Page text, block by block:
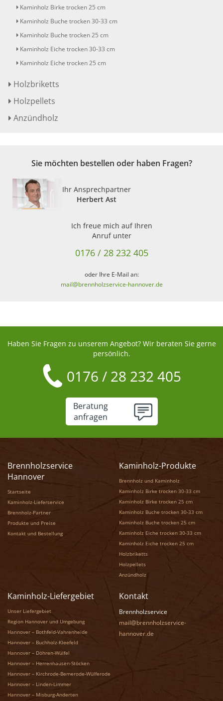
Kaminholz Birke trocken 25 cm
Kaminholz Buche trocken 30-33 cm
Kaminholz Buche trocken 25 cm
Kaminholz Eiche trocken 30-33 cm
Kaminholz Eiche trocken 25 cm
Holzbriketts
Holzpellets
Anzündholz
Sie möchten bestellen oder haben Fragen?
Ihr Ansprechpartner
Herbert Ast
Ich freue mich auf Ihren
Anruf unter
0176 / 28 232 405
oder Ihre E-Mail an:
mail@brennholzservice-hannover.de
Haben Sie Fragen zu unserem Angebot? Wir beraten Sie gerne
persönlich.
0176 / 28 232 405
Beratung
anfragen
Brennholzservice
Hannover
Startseite
Kaminholz-Lieferservice
Brennholz-Partner
Produkte und Preise
Kontakt und Bestellung
Kaminholz-Produkte
Brennholz und Kaminholz
Kaminholz Birke trocken 30-33 cm
Kaminholz Birke trocken 25 cm
Kaminholz Buche trocken 30-33 cm
Kaminholz Buche trocken 25 cm
Kaminholz Eiche trocken 30-33 cm
Kaminholz Eiche trocken 25 cm
Holzbriketts
Holzpellets
Anzündholz
Kaminholz-Liefergebiet
Unser Liefergebiet
Region Hannover und Umgebung
Hannover – Bothfeld-Vahrenheide
Hannover – Buchholz-Kleefeld
Hannover – Döhren-Wülfel
Hannover – Herrenhausen-Stöcken
Hannover – Kirchrode-Bemerode-Wülferode
Hannover – Linden-Limmer
Hannover – Misburg-Anderten
Kontakt
Brennholzservice
mail@brennholzservice-
hannover.de